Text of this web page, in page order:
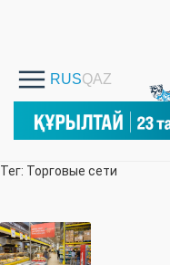
Тег: Торговые сети